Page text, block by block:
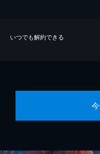
いつでも解約できる